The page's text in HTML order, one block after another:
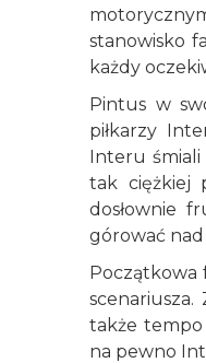
stanowisko
każdy
Pintus w
piłkarzy
Interu śmiali
tak ciężkiej
dosłownie
górować
Początkowa
także tempo
na pewno